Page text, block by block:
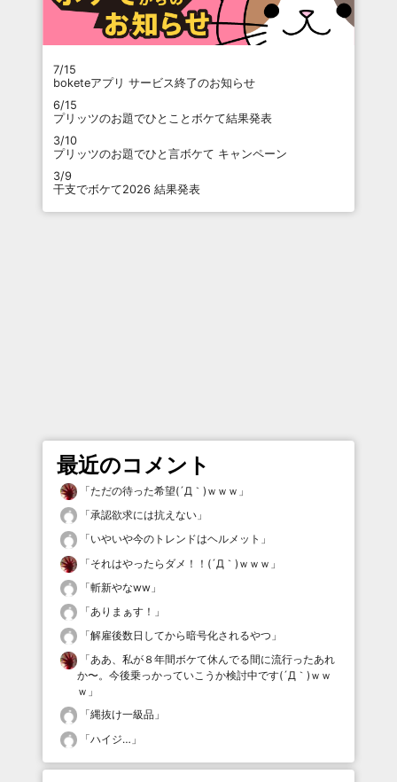
7/15
boketeアプリ サービス終了のお知らせ
6/15
プリッツのお題でひとことボケて結果発表
3/10
プリッツのお題でひと言ボケて キャンペーン
3/9
干支でボケて2026 結果発表
最近のコメント
「ただの待った希望(´Д｀)ｗｗｗ 」
「承認欲求には抗えない 」
「いやいや今のトレンドはヘルメット 」
「それはやったらダメ！！(´Д｀)ｗｗｗ 」
「斬新やなww 」
「ありまぁす！ 」
「解雇後数日してから暗号化されるやつ 」
「ああ、私が８年間ボケて休んでる間に流行ったあれ
か〜。今後乗っかっていこうか検討中です(´Д｀)ｗｗ
ｗ 」
「縄抜け一級品 」
「ハイジ… 」